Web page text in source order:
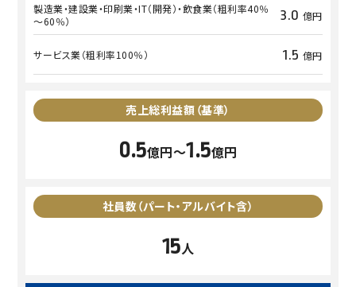
製造業・建設業・印刷業・IT（開発）・飲食業（粗利率40％
～60％）
3.0 億円
サービス業（粗利率100％） 1.5 億円
売上総利益額 （基準）
0.5億円〜1.5億円
社員数（パート・アルバイト含）
15人